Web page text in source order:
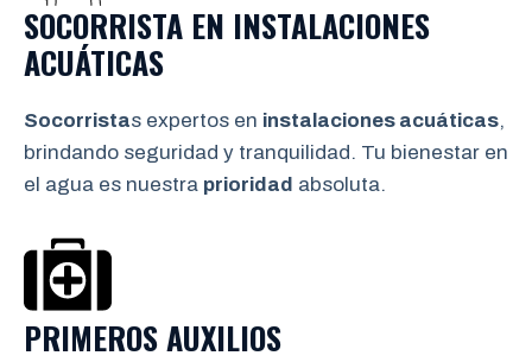
SOCORRISTA EN INSTALACIONES
ACUÁTICAS
Socorristas expertos en instalaciones acuáticas,
brindando seguridad y tranquilidad. Tu bienestar en
el agua es nuestra prioridad absoluta.
PRIMEROS AUXILIOS